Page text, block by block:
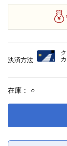
在庫： ○
決済方法